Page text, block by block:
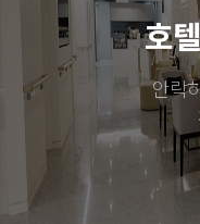
호
안락